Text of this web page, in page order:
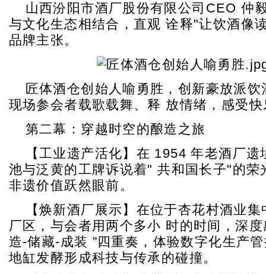
山西汾阳市酒厂股份有限公司CEO 仲
与文化生态相结合，直观 诠释"让饮酒像
品牌主张。
匠体酒仓创始人喻勇胜，创新豪放派
现场参会者载歌载舞、释 放情绪，感受
第二幕：穿越时空的酿造之旅
【工业遗产活化】在 1954 年老酒厂
池与泛黄的工牌诉说着" 共和国长子"的荣
非遗价值跃然眼前。
【焕新酒厂展示】在位于杏花村酒业
厂区，与会者用两个多小 时的时间，深度
造-储藏-成装 ”四重奏，体验数字化生产
地缸发酵形成科技与传承的碰撞。